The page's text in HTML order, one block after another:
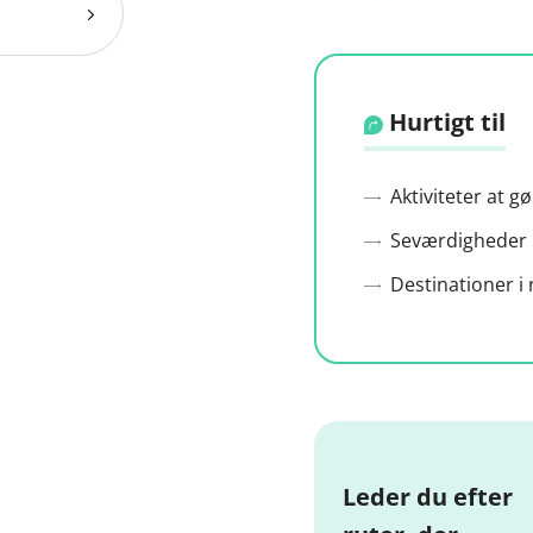
Hurtigt til
Aktiviteter at
Destinationer
Leder du efter